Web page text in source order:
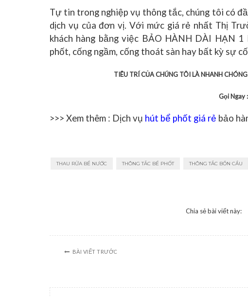
Tự tin trong nghiệp vụ thông tắc, chúng tôi có
dịch vụ của đơn vị. Với mức giá rẻ nhất Thị
khách hàng bằng việc BẢO HÀNH DÀI HẠN
phốt, cống ngầm, cống thoát sàn hay bất kỳ sự
TIÊU TRÍ CỦA CHÚNG TÔI LÀ NHANH
Gọi Ngay
>>> Xem thêm : Dịch vụ hút bể phốt giá rẻ bảo
THAU RỬA BỂ NƯỚC THÔNG TẮC BỂ PHỐT THÔNG TẮC BỒN CẦU
Chia sẻ bài viết này:
BÀI VIẾT TRƯỚC